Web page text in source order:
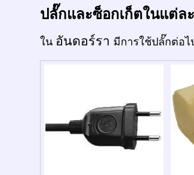
ปลั๊กและซ็อกเก็ตในแต่ล
ใน อันดอร์รา มีการใช้ปลั๊กต่อไ